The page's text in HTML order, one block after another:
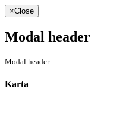
×Close
Modal header
Modal header
Karta